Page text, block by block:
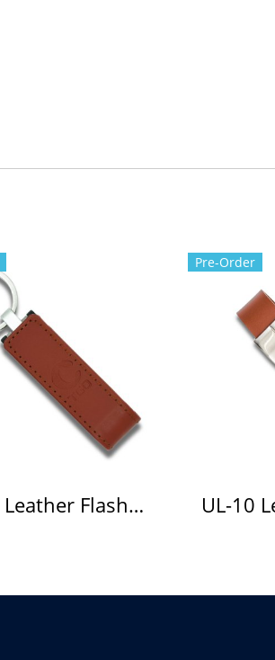
UL-07 Leather Flash Drive แฟลชไดร์ฟหนัง
Pre-Order